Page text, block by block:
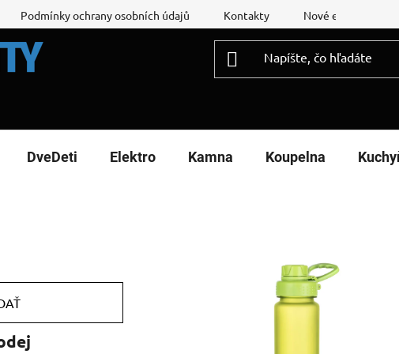
Podmínky ochrany osobních údajů Kontakty Nové energetické
DveDeti Elektro Kamna Koupelna